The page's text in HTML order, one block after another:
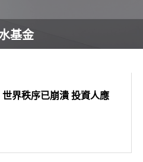
基金
界秩序已崩潰 投資人應